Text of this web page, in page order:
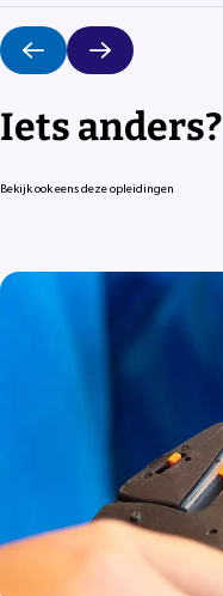
Iets anders?
Bekijk ook eens deze opleidingen